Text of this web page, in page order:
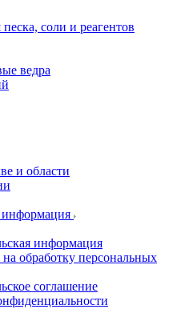
соли и реагентов
ведра
и области
информация
информация
обработку персональных
соглашение